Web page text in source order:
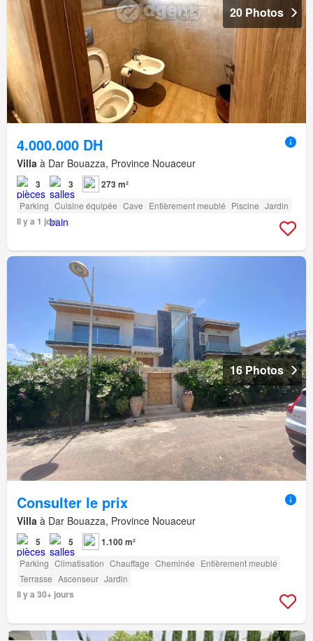
20 Photos
4.000.000 DH
Villa à Dar Bouazza, Province Nouaceur
3 3 273 m²
Parking Cuisine équipée Cave Entièrement meublé Piscine Jardin
Il y a 1 jour
16 Photos
Consulter le prix
Villa à Dar Bouazza, Province Nouaceur
5 5 1.100 m²
Parking Climatisation Chauffage Cheminée Entièrement meublé
Terrasse Ascenseur Jardin
Il y a 30+ jours